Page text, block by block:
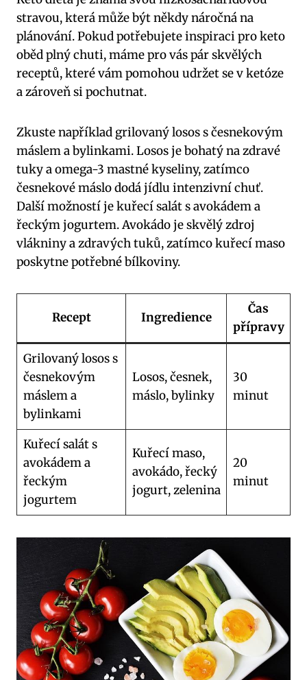
stravou, která může být někdy náročná na
plánování. Pokud potřebujete ‍inspiraci pro keto
oběd plný chuti, máme pro vás pár skvělých
receptů,⁢ které vám‌ pomohou udržet ‌se v ketóze
a zároveň si pochutnat.
Zkuste například grilovaný losos s česnekovým
‌máslem⁣ a bylinkami. Losos ⁢je bohatý na zdravé
tuky a omega-3 mastné kyseliny, zatímco
česnekové máslo dodá ‌jídlu intenzivní chuť.
Další možností je⁣ kuřecí⁤ salát s avokádem ‌a
řeckým jogurtem. Avokádo je skvělý⁢ zdroj
vlákniny‌ a zdravých tuků, ​zatímco kuřecí maso
poskytne potřebné bílkoviny.
Recept Ingredience
Čas
přípravy
Grilovaný losos s
česnekovým
máslem a​
bylinkami
Losos, česnek,
máslo,‌ bylinky
30
minut
Kuřecí salát s
avokádem a⁤
řeckým
jogurtem
Kuřecí ⁣maso,
avokádo, řecký
jogurt, zelenina
20
minut